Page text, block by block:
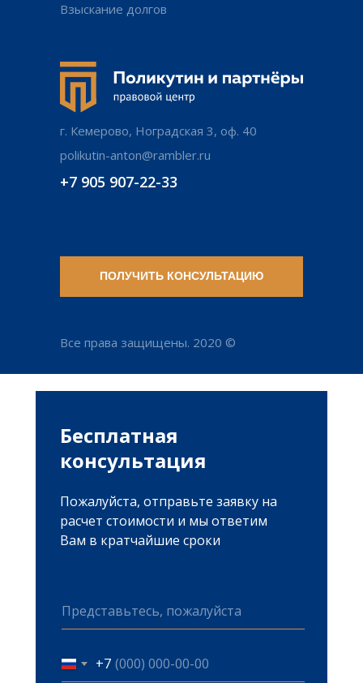
ПОЛУЧИТЬ КОНСУЛЬТАЦИЮ
Все права защищены. 2020 ©
Споры в
конкуренции
+7 905 907-22-33
polikutin-anton@rambler.ru
г. Кемерово, Ноградская 3, оф. 40
Взыскание долгов
Бесплатная
консультация
Пожалуйста, отправьте заявку на
расчет стоимости и мы ответим
Вам в кратчайшие сроки
+7